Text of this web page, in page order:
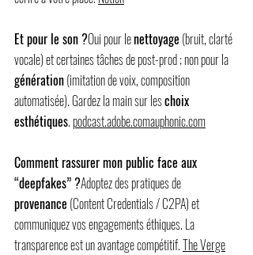
Et pour le son ?Oui pour le nettoyage (bruit, clarté
vocale) et certaines tâches de post-prod ; non pour la
génération (imitation de voix, composition
automatisée). Gardez la main sur les choix
esthétiques. podcast.adobe.comauphonic.com
Comment rassurer mon public face aux
“deepfakes” ?Adoptez des pratiques de
provenance (Content Credentials / C2PA) et
communiquez vos engagements éthiques. La
transparence est un avantage compétitif. The Verge